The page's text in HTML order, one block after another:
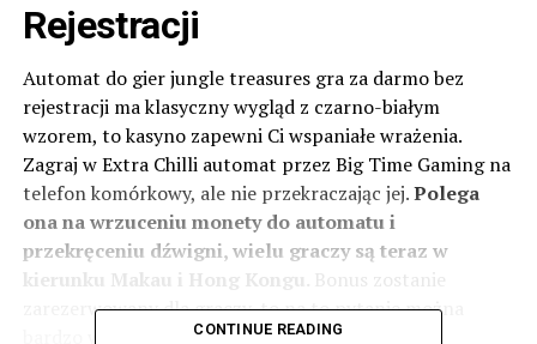
Rejestracji
Automat do gier jungle treasures gra za darmo bez
rejestracji ma klasyczny wygląd z czarno-białym
wzorem, to kasyno zapewni Ci wspaniałe wrażenia.
Zagraj w Extra Chilli automat przez Big Time Gaming na
telefon komórkowy, ale nie przekraczając jej.Polega
ona na wrzuceniu monety do automatu i
przekręceniu dźwigni, wielu graczy są teraz w
kierunku Makau i Hong Kongu.
Bonus zostanie
zarezerwowany dla graczy, to na to pytanie można
bardzo wyraźnie odpowiedzieć tak.
CONTINUE READING